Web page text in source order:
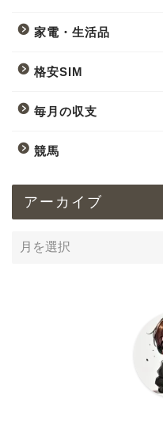
家電・生活品
格安SIM
毎月の収支
競馬
アーカイブ